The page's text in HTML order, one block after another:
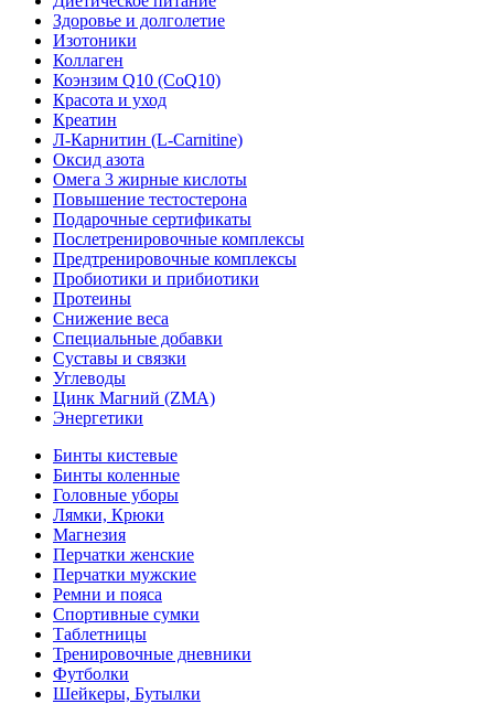
Здоровье и долголетие
Изотоники
Коллаген
Коэнзим Q10 (CoQ10)
Красота и уход
Креатин
Л-Карнитин (L-Сarnitine)
Оксид азота
Омега 3 жирные кислоты
Повышение тестостерона
Подарочные сертификаты
Послетренировочные комплексы
Предтренировочные комплексы
Пробиотики и прибиотики
Протеины
Снижение веса
Специальные добавки
Суставы и связки
Углеводы
Цинк Магний (ZMA)
Энергетики
Бинты кистевые
Бинты коленные
Головные уборы
Лямки, Крюки
Магнезия
Перчатки женские
Перчатки мужские
Ремни и пояса
Спортивные сумки
Таблетницы
Тренировочные дневники
Футболки
Шейкеры, Бутылки